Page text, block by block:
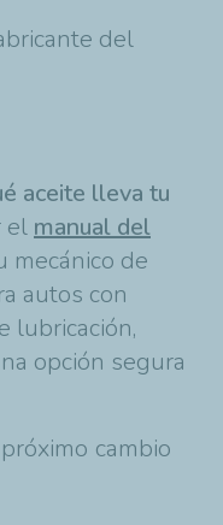
del
aceite lleva tu
el manual del
mecánico de
autos con
lubricación,
opción segura
cambio